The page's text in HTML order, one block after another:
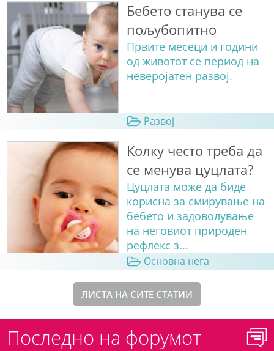
Бебето станува сe
пољубопитно
Првите месеци и години
од животот се период на
неверојатен развој.
Развој
Колку често треба да
се менува цуцлата?
Цуцлата може да биде
корисна за смирување на
бебето и задоволување
на неговиот природен
рефлекс з...
Основна нега
ЛИСТА НА СИТЕ СТАТИИ
Последно на форумот